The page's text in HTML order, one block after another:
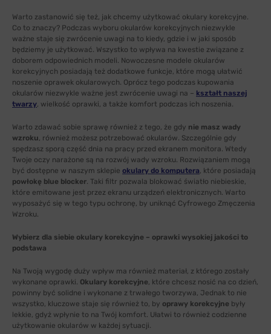
Warto zastanowić się też, jak chcemy użytkować okulary korekcyjne.
Co to znaczy? Podczas wyboru okularów korekcyjnych niezwykle
ważne staje się zwrócenie uwagi na to kiedy, gdzie i w jaki sposób
będziemy je użytkować. Wszystko to wpływa na kwestie związane z
doborem odpowiednich modeli. Nowoczesne modele okularów
korekcyjnych posiadają też dodatkowe funkcje, które mogą ułatwić
noszenie oprawek okularowych. Oprócz tego podczas kupowania
okularów niezwykle ważne jest zwrócenie uwagi na – kształt naszej
twarzy, wielkość oprawki, a także komfort podczas ich noszenia.
Warto zdawać sobie sprawę również z tego, że gdy nie masz wady
wzroku, również możesz potrzebować okularów. Szczególnie gdy
spędzasz sporą część dnia na pracy przed ekranem monitora. Wtedy
Twoje oczy narażone są na rozwój wady wzroku. Rozwiązaniem mogą
być dostępne w naszym sklepie okulary do komputera, które posiadają
powłokę blue blocker. Taki filtr pozwala blokować światło niebieskie,
które emitowane jest przez ekranu urządzeń elektronicznych. Warto
wyposażyć się w tego typu ochronę, by uniknąć Cyfrowego Zmęczenia
Wzroku.
Wybierz dla siebie okulary korekcyjne – oprawki wysokiej jakości to
podstawa
Na Twoją wygodę duży wpływ ma również materiał, z którego zostały
wykonane oprawki. Okulary korekcyjne, które chcesz nosić na co dzień,
powinny być solidne i wykonane z trwałego tworzywa, Jednak to nie
wszystko, kluczowe staje się również to, by oprawy korekcyjne były
lekkie, gdyż wpłynie to na Twój komfort. Ułatwi to również codzienne
użytkowanie okularów w każdej sytuacji.